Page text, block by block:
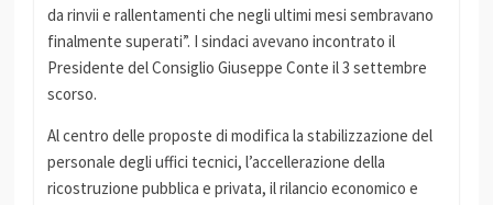
da rinvii e rallentamenti che negli ultimi mesi sembravano
finalmente superati”. I sindaci avevano incontrato il
Presidente del Consiglio Giuseppe Conte il 3 settembre
scorso.
Al centro delle proposte di modifica la stabilizzazione del
personale degli uffici tecnici, l’accellerazione della
ricostruzione pubblica e privata, il rilancio economico e